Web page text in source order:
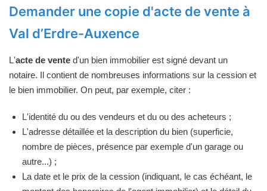
Demander une copie d'acte de vente à
Val d’Erdre-Auxence
L'acte de vente d'un bien immobilier est signé devant un
notaire. Il contient de nombreuses informations sur la cession et
le bien immobilier. On peut, par exemple, citer :
L'identité du ou des vendeurs et du ou des acheteurs ;
L'adresse détaillée et la description du bien (superficie,
nombre de pièces, présence par exemple d'un garage ou
autre...) ;
La date et le prix de la cession (indiquant, le cas échéant, le